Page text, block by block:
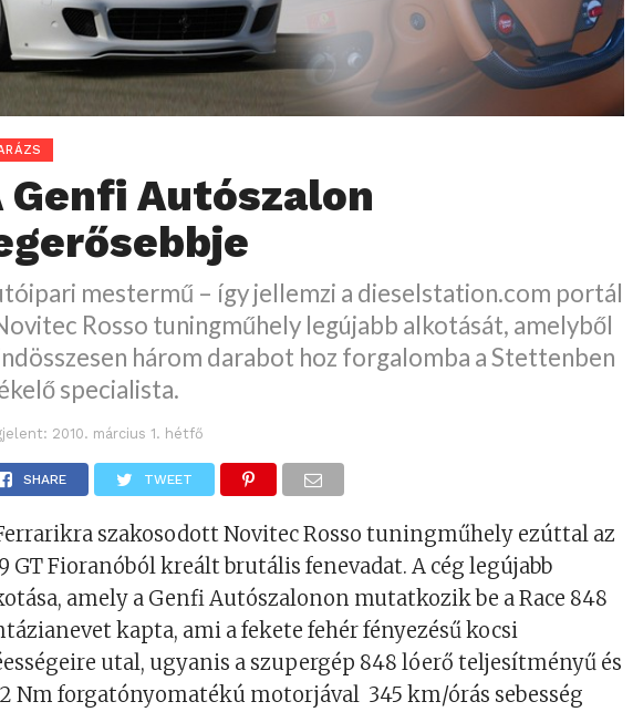
Genfi Autószalon
mestermű – így jellemzi a dieselstation.com portál
Rosso tuningműhely legújabb alkotását, amelyből
három darabot hoz forgalomba a Stettenben
specialista.
2010. március 1. hétfő
SHARE TWEET
szakosodott Novitec Rosso tuningműhely ezúttal az
GT Fioranóból kreált brutális fenevadat. A cég legújabb
amely a Genfi Autószalonon mutatkozik be a Race 848
kapta, ami a fekete fehér fényezésű kocsi
utal, ugyanis a szupergép 848 lóerő teljesítményű és
Nm forgatónyomatékú motorjával 345 km/órás sebesség